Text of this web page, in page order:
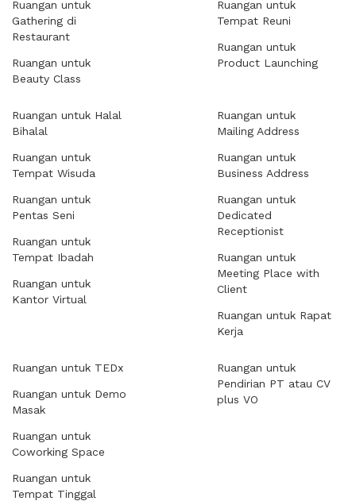
Ruangan untuk
Gathering di
Restaurant
Ruangan untuk
Beauty Class
Ruangan untuk
Tempat Reuni
Ruangan untuk
Product Launching
Ruangan untuk Halal
Bihalal
Ruangan untuk
Tempat Wisuda
Ruangan untuk
Pentas Seni
Ruangan untuk
Tempat Ibadah
Ruangan untuk
Kantor Virtual
Ruangan untuk
Mailing Address
Ruangan untuk
Business Address
Ruangan untuk
Dedicated
Receptionist
Ruangan untuk
Meeting Place with
Client
Ruangan untuk Rapat
Kerja
Ruangan untuk TEDx
Ruangan untuk Demo
Masak
Ruangan untuk
Coworking Space
Ruangan untuk
Tempat Tinggal
Ruangan untuk
Pendirian PT atau CV
plus VO